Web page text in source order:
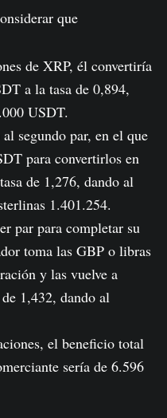
que
de XRP, él convertiría
a la tasa de 0,894,
USDT.
segundo par, en el que
para convertirlos en
de 1,276, dando al
1.401.254.
par para completar su
toma las GBP o libras
y las vuelve a
1,432, dando al
el beneficio total
sería de 6.596